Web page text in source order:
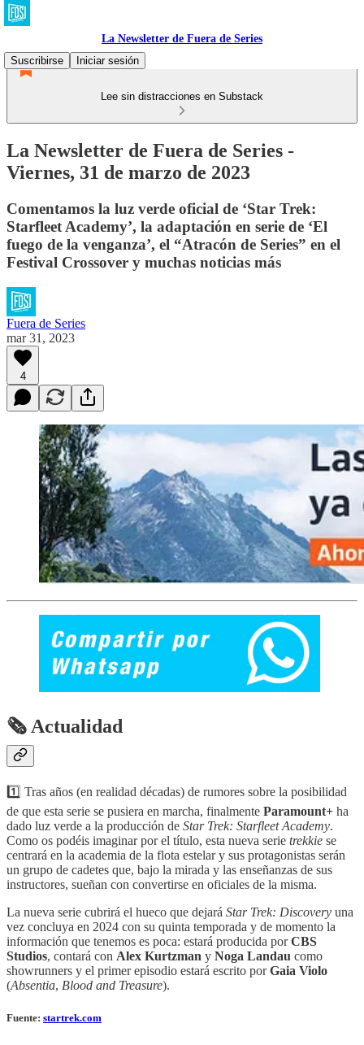
La Newsletter de Fuera de Series
Suscribirse
Iniciar sesión
Lee sin distracciones en Substack
La Newsletter de Fuera de Series -
Viernes, 31 de marzo de 2023
Comentamos la luz verde oficial de ‘Star Trek:
Starfleet Academy’, la adaptación en serie de ‘El
fuego de la venganza’, el “Atracón de Series” en el
Festival Crossover y muchas noticias más
Fuera de Series
mar 31, 2023
4
🗞 Actualidad
1️⃣ Tras años (en realidad décadas) de rumores sobre la posibilidad
de que esta serie se pusiera en marcha, finalmente Paramount+ ha
dado luz verde a la producción de Star Trek: Starfleet Academy.
Como os podéis imaginar por el título, esta nueva serie trekkie se
centrará en la academia de la flota estelar y sus protagonistas serán
un grupo de cadetes que, bajo la mirada y las enseñanzas de sus
instructores, sueñan con convertirse en oficiales de la misma.
La nueva serie cubrirá el hueco que dejará Star Trek: Discovery una
vez concluya en 2024 con su quinta temporada y de momento la
información que tenemos es poca: estará producida porCBS
Studios, contará con Alex Kurtzman y Noga Landau como
showrunners y el primer episodio estará escrito porGaia Violo
(Absentia, Blood and Treasure).
Fuente: startrek.com